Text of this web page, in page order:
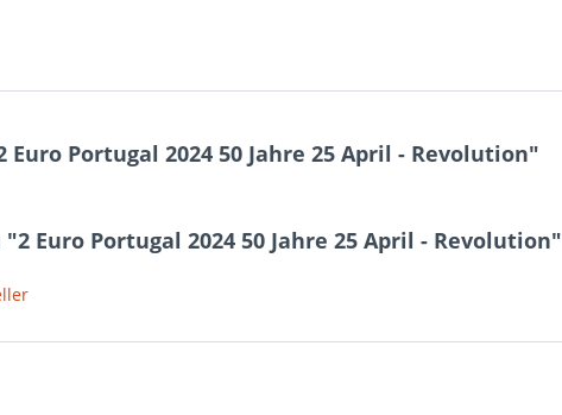
Portugal 2024 50 Jahre 25 April - Revolution"
Euro Portugal 2024 50 Jahre 25 April - Revolution"